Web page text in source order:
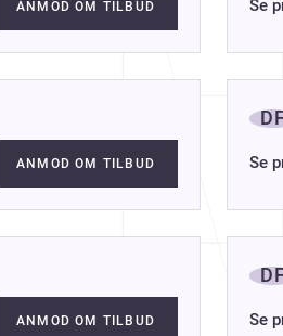
ANMOD OM TILBUD
ANMOD OM TILBUD
ANMOD OM TILBUD
Se
Se
Se